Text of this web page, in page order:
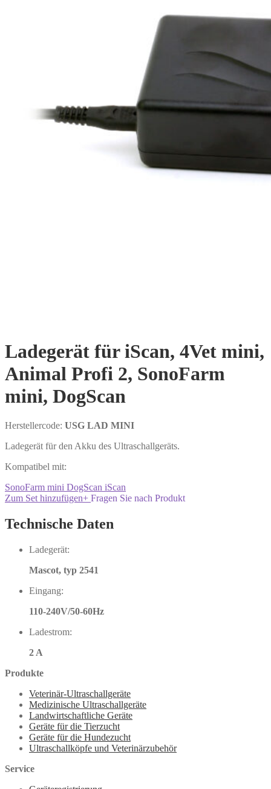
Ladegerät für iScan, 4Vet mini,
Animal Profi 2, SonoFarm
mini, DogScan
Herstellercode: USG LAD MINI
Ladegerät für den Akku des Ultraschallgeräts.
Kompatibel mit:
SonoFarm mini DogScan iScan
Zum Set hinzufügen+ Fragen Sie nach Produkt
Technische Daten
Ladegerät:
Mascot, typ 2541
Eingang:
110-240V/50-60Hz
Ladestrom:
2 A
Produkte
Veterinär-Ultraschallgeräte
Medizinische Ultraschallgeräte
Landwirtschaftliche Geräte
Geräte für die Tierzucht
Geräte für die Hundezucht
Ultraschallköpfe und Veterinärzubehör
Service